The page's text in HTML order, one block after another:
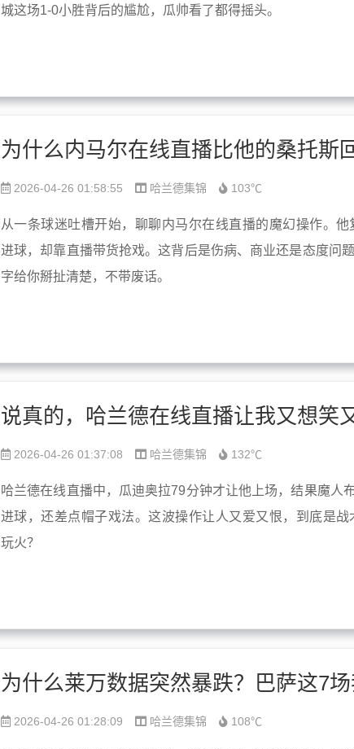
城这场1-0小胜背后的尴尬，瓜帅看了都得摇头。
2026-04-26 01:58:55 哈兰德集锦 103℃
从一条球迷吐槽开始，聊聊内马尔在线直播的魔幻操作。他
进球，却靠直播带货抢戏。这背后是伤病、商业还是态度问
字给你掰扯清楚，不带废话。
2026-04-26 01:37:08 哈兰德集锦 132℃
哈兰德在线直播中，瓜迪奥拉79分钟才让他上场，结果魔人
进球，还差点帽子戏法。这波操作让人又爱又恨，到底是战
玩火？
2026-04-26 01:28:09 哈兰德集锦 108℃